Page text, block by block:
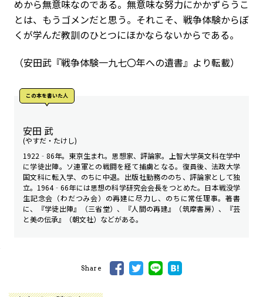
めから無意味なのである。無意味な努力にかかずらうこ
とは、もうゴメンだと思う。それこそ、戦争体験からぼ
くが学んだ教訓のひとつにほかならないからである。
（安田武『戦争体験――一九七〇年への遺書』より転載）
この本を書いた人
安田 武
(やすだ・たけし)
1922‐86年。東京生まれ。思想家、評論家。上智大学英文科在学中
に学徒出陣。ソ連軍との戦闘を経て捕虜となる。復員後、法政大学
国文科に転入学、のちに中退。出版社勤務ののち、評論家として独
立。1964‐66年には思想の科学研究会会長をつとめた。日本戦没学
生記念会（わだつみ会）の再建に尽力し、のちに常任理事。著書
に、『学徒出陣』（三省堂）、『人間の再建』（筑摩書房）、『芸
と美の伝承』（朝文社）などがある。
Share